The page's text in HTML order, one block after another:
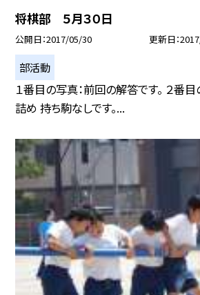
将棋部 ５月３０日
公開日 2017/05/30 更新日
部活動
１番目の写真：前回の解答です。 ２番
詰め 持ち駒なしです。...